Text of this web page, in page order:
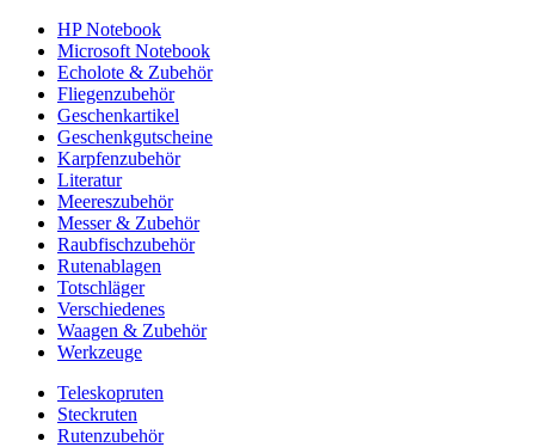
HP Notebook
Microsoft Notebook
Echolote & Zubehör
Fliegenzubehör
Geschenkartikel
Geschenkgutscheine
Karpfenzubehör
Literatur
Meereszubehör
Messer & Zubehör
Raubfischzubehör
Rutenablagen
Totschläger
Verschiedenes
Waagen & Zubehör
Werkzeuge
Teleskopruten
Steckruten
Rutenzubehör